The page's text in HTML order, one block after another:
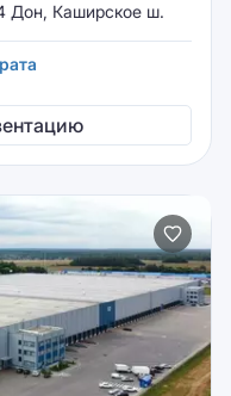
Дон, Каширское ш.